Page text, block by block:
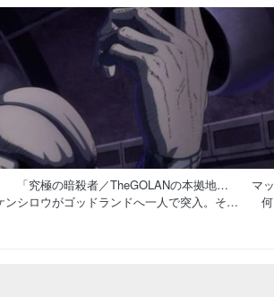
「究極の暗殺者／TheGOLANの本拠地… マッ
シロウがゴッドランドへ一人で突入。そ… 何
シロウがマッドサージを倒しましたが、…